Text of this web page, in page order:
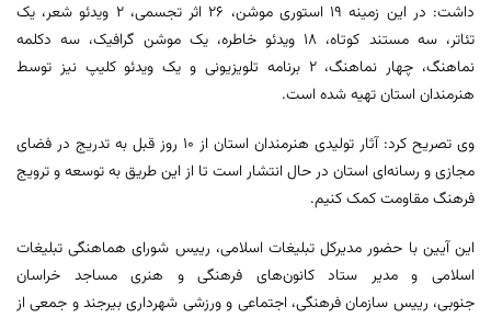
داشت: در این زمینه ۱۹ استوری موشن، ۲۶ اثر تجسمی، ۲ ویدئو شعر، یک
تئاتر، سه مستند کوتاه، ۱۸ ویدئو خاطره، یک موشن گرافیک، سه دکلمه
نماهنگ، چهار نماهنگ، ۲ برنامه تلویزیونی و یک ویدئو کلیپ نیز توسط
هنرمندان استان تهیه شده است.
وی تصریح کرد: آثار تولیدی هنرمندان استان از ۱۰ روز قبل به تدریج در فضای
مجازی و رسانه‌ای استان در حال انتشار است تا از این طریق به توسعه و ترویج
فرهنگ مقاومت کمک کنیم.
این آیین با حضور مدیرکل تبلیغات اسلامی، رییس شورای هماهنگی تبلیغات
اسلامی و مدیر ستاد کانون‌های فرهنگی و هنری مساجد خراسان
جنوبی، رییس سازمان فرهنگی، اجتماعی و ورزشی شهرداری بیرجند و جمعی از